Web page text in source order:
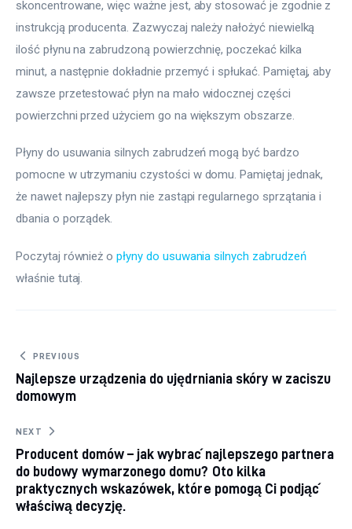
skoncentrowane, więc ważne jest, aby stosować je zgodnie z
instrukcją producenta. Zazwyczaj należy nałożyć niewielką
ilość płynu na zabrudzoną powierzchnię, poczekać kilka
minut, a następnie dokładnie przemyć i spłukać. Pamiętaj, aby
zawsze przetestować płyn na mało widocznej części
powierzchni przed użyciem go na większym obszarze.
Płyny do usuwania silnych zabrudzeń mogą być bardzo
pomocne w utrzymaniu czystości w domu. Pamiętaj jednak,
że nawet najlepszy płyn nie zastąpi regularnego sprzątania i
dbania o porządek.
Poczytaj również o płyny do usuwania silnych zabrudzeń
właśnie tutaj.
Nawigacja wpisu
PREVIOUS
Najlepsze urządzenia do ujędrniania skóry w zaciszu
domowym
NEXT
Producent domów – jak wybrać najlepszego partnera
do budowy wymarzonego domu? Oto kilka
praktycznych wskazówek, które pomogą Ci podjąć
właściwą decyzję.